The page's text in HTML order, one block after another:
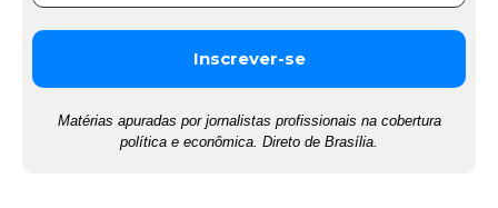
Matérias apuradas por jornalistas profissionais na cobertura
política e econômica. Direto de Brasília.